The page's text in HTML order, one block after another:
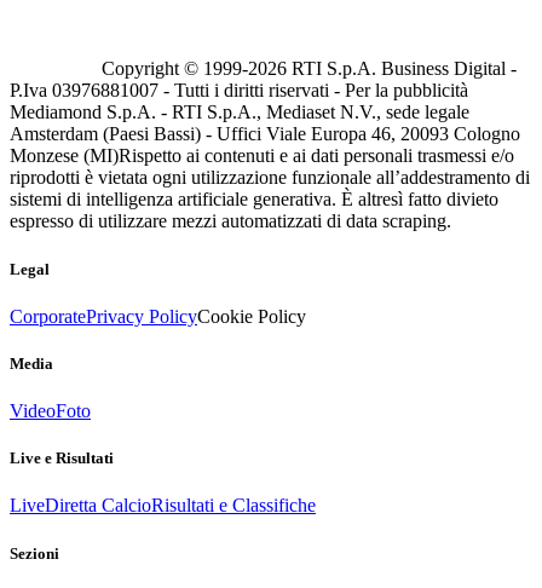
Copyright © 1999-2026 RTI S.p.A. Business Digital -
P.Iva 03976881007 - Tutti i diritti riservati - Per la pubblicità
Mediamond S.p.A. - RTI S.p.A., Mediaset N.V., sede legale
Amsterdam (Paesi Bassi) - Uffici Viale Europa 46, 20093 Cologno
Monzese (MI)Rispetto ai contenuti e ai dati personali trasmessi e/o
riprodotti è vietata ogni utilizzazione funzionale all’addestramento di
sistemi di intelligenza artificiale generativa. È altresì fatto divieto
espresso di utilizzare mezzi automatizzati di data scraping.
Legal
CorporatePrivacy PolicyCookie Policy
Media
VideoFoto
Live e Risultati
LiveDiretta CalcioRisultati e Classifiche
Sezioni